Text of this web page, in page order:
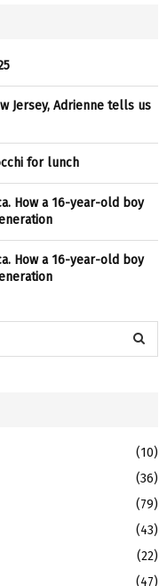
Jersey, Adrienne tells us
for lunch
How a 16-year-old boy
How a 16-year-old boy
A
R
H
(10)
(36)
(79)
(43)
(22)
(47)